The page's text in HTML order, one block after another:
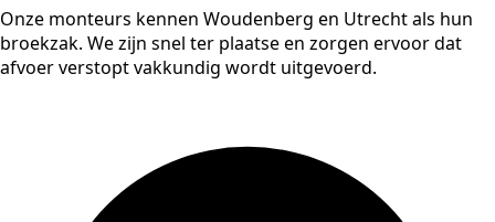
Onze monteurs kennen Woudenberg en Utrecht als hun
broekzak. We zijn snel ter plaatse en zorgen ervoor dat
afvoer verstopt vakkundig wordt uitgevoerd.